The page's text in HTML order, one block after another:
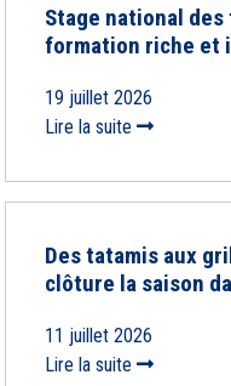
Stage national
formation riche et
19 juillet 2026
Lire la suite
Des tatamis aux
clôture la saison
11 juillet 2026
Lire la suite